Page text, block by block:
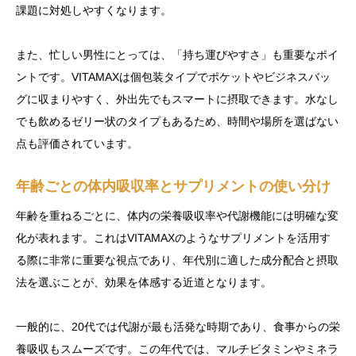
課題に対処しやすくなります。
また、忙しい男性にとっては、「持ち運びやすさ」も重要なポイ
ントです。VITAMAXは個包装タイプでポケットやビジネスバッ
グに収まりやすく、外出先でもスマートに摂取できます。水なし
でも飲めるゼリー状のタイプもあるため、時間や場所を選ばない
点も評価されています。
年齢ごとの体内吸収率とサプリメントの使い分け
年齢を重ねるごとに、体内の栄養吸収率や代謝機能には明確な変
化が表れます。これはVITAMAXのようなサプリメントを活用す
る際に非常に重要な視点であり、年代別に適した成分配合と摂取
法を選ぶことが、効果を体感する近道となります。
一般的に、20代では代謝が最も活発な時期であり、食事からの栄
養吸収もスムーズです。この年代では、マルチビタミンやミネラ